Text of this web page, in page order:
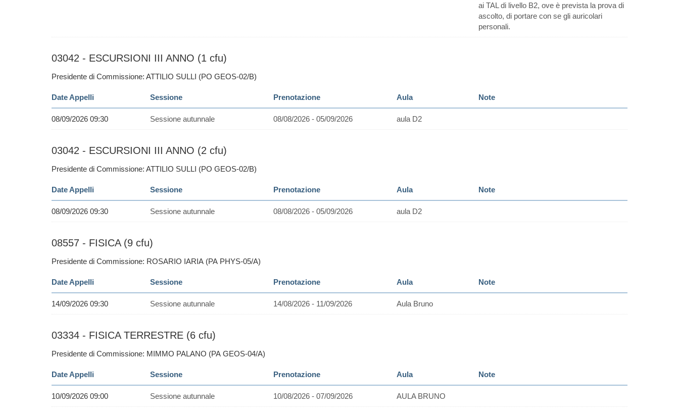
ai TAL di livello B2, ove è prevista la prova di
ascolto, di portare con se gli auricolari
personali.
03042 - ESCURSIONI III ANNO (1 cfu)
Presidente di Commissione: ATTILIO SULLI (PO GEOS-02/B)
Date Appelli Sessione Prenotazione Aula Note
08/09/2026 09:30 Sessione autunnale 08/08/2026 - 05/09/2026 aula D2
03042 - ESCURSIONI III ANNO (2 cfu)
Presidente di Commissione: ATTILIO SULLI (PO GEOS-02/B)
Date Appelli Sessione Prenotazione Aula Note
08/09/2026 09:30 Sessione autunnale 08/08/2026 - 05/09/2026 aula D2
08557 - FISICA (9 cfu)
Presidente di Commissione: ROSARIO IARIA (PA PHYS-05/A)
Date Appelli Sessione Prenotazione Aula Note
14/09/2026 09:30 Sessione autunnale 14/08/2026 - 11/09/2026 Aula Bruno
03334 - FISICA TERRESTRE (6 cfu)
Presidente di Commissione: MIMMO PALANO (PA GEOS-04/A)
Date Appelli Sessione Prenotazione Aula Note
10/09/2026 09:00 Sessione autunnale 10/08/2026 - 07/09/2026 AULA BRUNO